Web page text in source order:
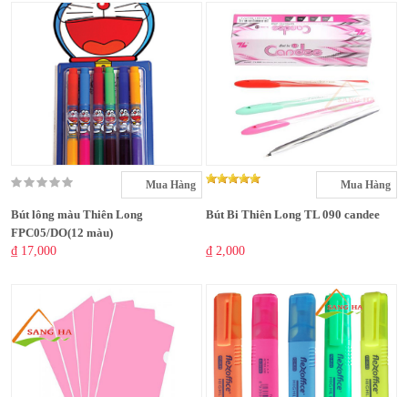
Mua Hàng
Bút lông màu Thiên Long
FPC05/DO(12 màu)
₫ 17,000
Mua Hàng
Bút Bi Thiên Long TL 090 candee
₫ 2,000